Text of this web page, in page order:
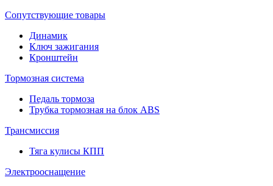
Сопутствующие товары
Динамик
Ключ зажигания
Кронштейн
Тормозная система
Педаль тормоза
Трубка тормозная на блок ABS
Трансмиссия
Тяга кулисы КПП
Электрооснащение